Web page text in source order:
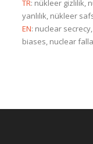
TR: nükleer gizlilik,
yanlılık, nükleer
EN: nuclear
biases, nuclear